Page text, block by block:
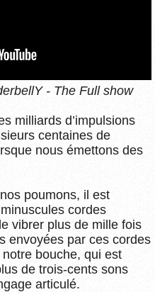
- The Full show
milliards d’impulsions
centaines de
nous émettons des
poumons, il est
cordes
vibrer plus de mille fois
envoyées par ces cordes
bouche, qui est
de trois-cents sons
articulé.